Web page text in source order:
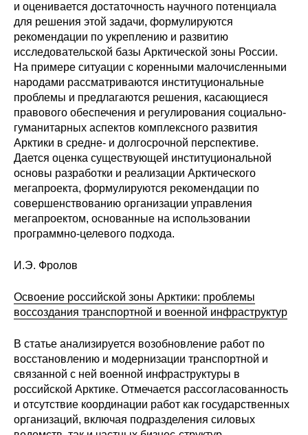
и оценивается достаточность научного потенциала
для решения этой задачи, формулируются
рекомендации по укреплению и развитию
исследовательской базы Арктической зоны России.
На примере ситуации с коренными малочисленными
народами рассматриваются институциональные
проблемы и предлагаются решения, касающиеся
правового обеспечения и регулирования социально-
гуманитарных аспектов комплексного развития
Арктики в средне- и долгосрочной перспективе.
Дается оценка существующей институциональной
основы разработки и реализации Арктического
мегапроекта, формулируются рекомендации по
совершенствованию организации управления
мегапроектом, основанные на использовании
программно-целевого подхода.
И.Э. Фролов
Освоение российской зоны Арктики: проблемы
воссоздания транспортной и военной инфраструктур
В статье анализируется возобновление работ по
восстановлению и модернизации транспортной и
связанной с ней военной инфраструктуры в
российской Арктике. Отмечается рассогласованность
и отсутствие координации работ как государственных
организаций, включая подразделения силовых